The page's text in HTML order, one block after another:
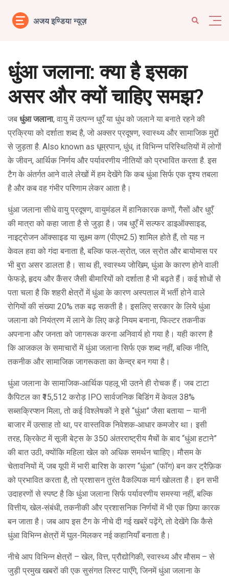
धुंआ जलाना: क्या है इसका
असर और क्यों चाहिए समझ?
जब धुंआ जलाना, वायु में उत्पन्न धुएँ या धुंध को जलाने या बनाते रहने की
प्रक्रिया को दर्शाता शब्द है, जो अक्सर प्रदूषण, स्वास्थ्य और सामाजिक मुद्दों
से जुड़ता है. Also known as धूम्रपान, धुंध, it विभिन्न परिस्थितियों में लोगों
के जीवन, आर्थिक निर्णय और पर्यावरणीय नीतियों को प्रभावित करता है. इस
टैग के अंतर्गत आने वाले लेखों में हम देखेंगे कि कब धुंआ सिर्फ एक दृश्य तबला
है और कब वह गंभीर परिणाम लेकर आता है।
धुंआ जलाना सीधेवायु प्रदूषण, वायुमंडल में हानिकारक कणों, गैसों और धुएँ
की मात्रा को कहा जाता है से जुड़ा है। जब धुएँ में सल्फर डाइऑक्साइड,
नाइट्रोजन ऑक्साइड या सूक्ष्म कण (पीएम2.5) शामिल होते हैं, तो यह न
केवल हवा को गंदा बनाता है, बल्कि फल‑स्रोत, जल स्रोत और बायोमास पर
भी बुरा असर डालता है। साथ ही, स्वास्थ्य जोखिम, धुंआ के कारण होने वाली
फेफड़े, हृदय और कैंसर जैसी बीमारियों को दर्शाता है भी बढ़ते हैं। कई शोधों से
पता चला है कि शहरी क्षेत्रों में धुंआ के कारण अस्पताल में भर्ती होने वाले
रोगियों की संख्या 20% तक बढ़ सकती है। इसलिए सरकार के लिये धुंआ
जलाना को नियंत्रण में लाने के लिए कड़े नियम बनाना, फिल्टर तकनीक
अपनाना और जनता को जागरूक करना अनिवार्य हो गया है। यही कारण है
कि आजकल के समाचारों में धुंआ जलाना सिर्फ एक शब्द नहीं, बल्कि नीति,
तकनीक और सामाजिक जागरूकता का केन्द्र बन गया है।
धुंआ जलाना के सामाजिक‑आर्थिक पहलू भी उतने ही रोचक हैं। जब टाटा
कैपिटल का ₹15,512 करोड़ IPO सार्वजनिक बिडिंग में केवल 38%
सब्सक्रिप्शन मिला, तो कई विश्लेषकों ने इसे “धुंआ” जैसा बताया – यानी
बाजार में उत्साह तो था, पर वास्तविक निवेशक‑आधार कमजोर था। इसी
तरह, क्रिकेट में सूजी बेट्स के 350 अंतरराष्ट्रीय मैचों के बाद “धुंआ हटाने”
की बात उठी, क्योंकि महिला खेल को अधिक समर्थन चाहिए। मौसम के
चेतावनियों में, जब यूपी में भारी बारिश के कारण “धुंआ” (फॉग) बन कर ट्रैफ़िक
को प्रभावित करता है, तो प्रशासन तुरंत वैकल्पिक मार्ग खोलता है। इन सभी
उदाहरणों से स्पष्ट है कि धुंआ जलाना सिर्फ पर्यावरणीय समस्या नहीं, बल्कि
वित्तीय, खेल‑संबंधी, तकनीकी और प्रशासनिक निर्णयों में भी एक छिपा कारक
बन जाता है। जब आप इस टैग के नीचे दी गई खबरें पढ़ेंगे, तो देखेंगे कि कैसे
धुंआ विभिन्न क्षेत्रों में घुल-मिलकर नई कहानियाँ बनाता है।
नीचे आप विभिन्न क्षेत्रों – खेल, वित्त, प्रौद्योगिकी, स्वास्थ्य और मौसम – से
जुड़ी प्रमुख खबरों की एक सुसंगत लिस्ट पाएँगे, जिनमें धुंआ जलाना के